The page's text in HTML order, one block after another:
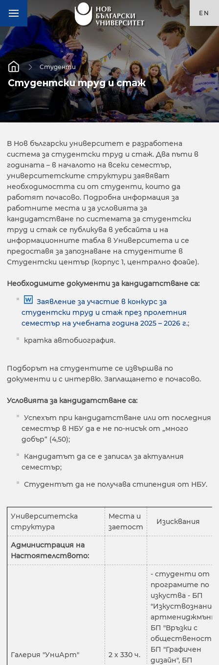
EN
Студенти
Студентски труд и стаж
В Нов български университет е разработена
система за студентски труд и стаж. Два пъти в
годината – в началото на всеки семестър,
университетските структури заявяват
необходимостта си от студенти, които да
работят почасово. Подробна информация за
работните места и за условията за
кандидатстване по системата за студентски
труд и стаж се публикува в уебсайта и на
информационните табла в Университета и се
предоставя за запознаване на студентите в
Студентски център (корпус 1, централно фоайе).
Необходимите документи за кандидатстване са:
Заявление за участие в конкурс за
студентски труд и стаж през пролетния
семестър на учебната година 2025 – 2026 г.;
кратка автобиография.
Подборът на студентите се извършва по
документи и с интервю. Заплащането е почасово.
Условията за кандидатстване са:
Успехът при кандидатстване или от последния
семестър в НБУ да е нe по-нисък от „много
добър“ (4,50);
Кандидатът да се е записал за актуалния
семестър;
Студентът да не получава стипендия от НБУ.
Университетска
структура
Места и
заетост
Изисквания
Администрация на
Настоятелството:
Галерия "УниАрт" 2 х 330 ч.
- студенти от
програмите по
изкуства - БП
"Изкуствознание
БП "Връзки с
БП "Графичен
дизайн", БП